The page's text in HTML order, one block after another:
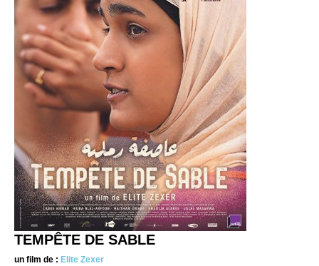
TEMPÊTE DE SABLE
un film de : Elite Zexer